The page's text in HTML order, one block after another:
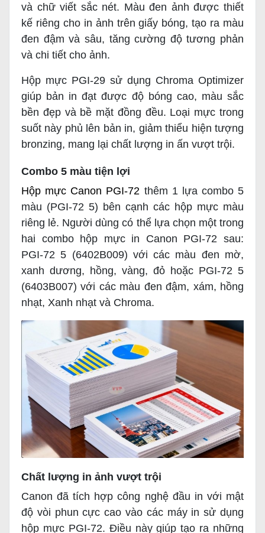
và chữ viết sắc nét. Màu đen ảnh được thiết
kế riêng cho in ảnh trên giấy bóng, tạo ra màu
đen đậm và sâu, tăng cường độ tương phản
và chi tiết cho ảnh.
Hộp mực PGI-29 sử dụng Chroma Optimizer
giúp bản in đạt được độ bóng cao, màu sắc
bền đẹp và bề mặt đồng đều. Loại mực trong
suốt này phủ lên bản in, giảm thiểu hiện tượng
bronzing, mang lại chất lượng in ấn vượt trội.
Combo 5 màu tiện lợi
Hộp mực Canon PGI-72 thêm 1 lựa combo 5
màu (PGI-72 5) bên cạnh các hộp mực màu
riêng lẻ. Người dùng có thể lựa chọn một trong
hai combo hộp mực in Canon PGI-72 sau:
PGI-72 5 (6402B009) với các màu đen mờ,
xanh dương, hồng, vàng, đỏ hoặc PGI-72 5
(6403B007) với các màu đen đậm, xám, hồng
nhạt, Xanh nhạt và Chroma.
Chất lượng in ảnh vượt trội
Canon đã tích hợp công nghệ đầu in với mật
độ vòi phun cực cao vào các máy in sử dụng
hộp mực PGI-72. Điều này giúp tạo ra những